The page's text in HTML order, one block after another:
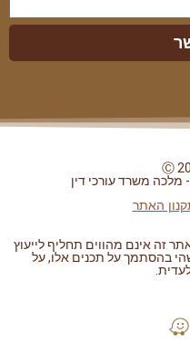
משרד עורכי דין
האתר
אינם מהווים תחליף לייעוץ
על תכנים אלו, על